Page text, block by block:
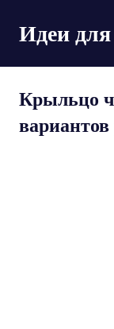
перейти
к
содержимому
Идеи
Крыльцо